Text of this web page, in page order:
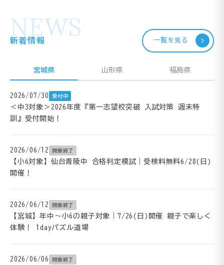
NEWS
新着情報 一覧を見る
宮城県 山形県 福島県
2026/07/30 受付中
＜中3対象＞2026年度『第一志望校突破 入試対策 週末特
訓』受付開始！
2026/06/12 開催終了
【小6対象】仙台青陵中 合格判定模試｜受検料無料6/28(日)
開催！
2026/06/12 開催終了
【宮城】年中～小6の親子対象｜7/26(日)開催 親子で楽しく
体験！ 1dayパズル道場
2026/06/06 開催終了